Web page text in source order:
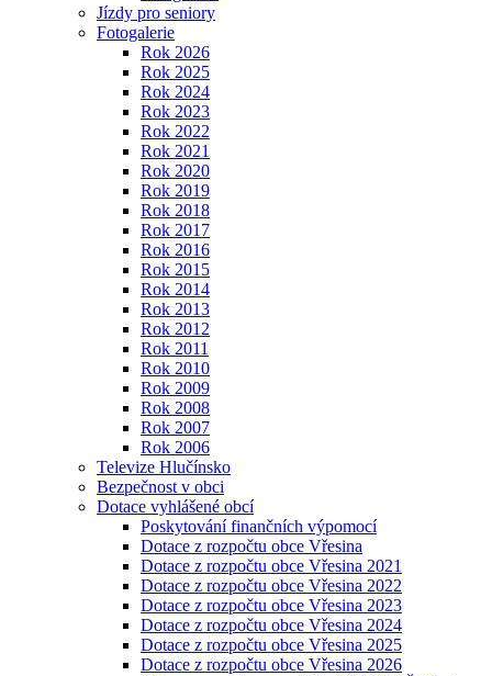
Jízdy pro seniory
Fotogalerie
Rok 2026
Rok 2025
Rok 2024
Rok 2023
Rok 2022
Rok 2021
Rok 2020
Rok 2019
Rok 2018
Rok 2017
Rok 2016
Rok 2015
Rok 2014
Rok 2013
Rok 2012
Rok 2011
Rok 2010
Rok 2009
Rok 2008
Rok 2007
Rok 2006
Televize Hlučínsko
Bezpečnost v obci
Dotace vyhlášené obcí
Poskytování finančních výpomocí
Dotace z rozpočtu obce Vřesina
Dotace z rozpočtu obce Vřesina 2021
Dotace z rozpočtu obce Vřesina 2022
Dotace z rozpočtu obce Vřesina 2023
Dotace z rozpočtu obce Vřesina 2024
Dotace z rozpočtu obce Vřesina 2025
Dotace z rozpočtu obce Vřesina 2026